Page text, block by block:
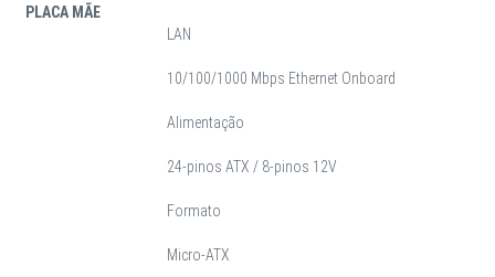
PLACA MÃE
LAN
10/100/1000 Mbps Ethernet Onboard
Alimentação
24-pinos ATX / 8-pinos 12V
Formato
Micro-ATX